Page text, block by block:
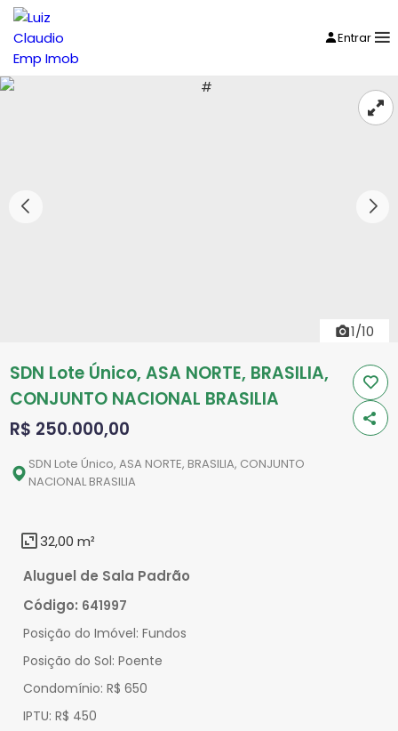
Entrar
1/10
SDN Lote Único, ASA NORTE, BRASILIA,
CONJUNTO NACIONAL BRASILIA
R$ 250.000,00
SDN Lote Único, ASA NORTE, BRASILIA, CONJUNTO
NACIONAL BRASILIA
32,00 m²
Aluguel de Sala Padrão
Código: 641997
Posição do Imóvel: Fundos
Posição do Sol: Poente
Condomínio: R$ 650
IPTU: R$ 450